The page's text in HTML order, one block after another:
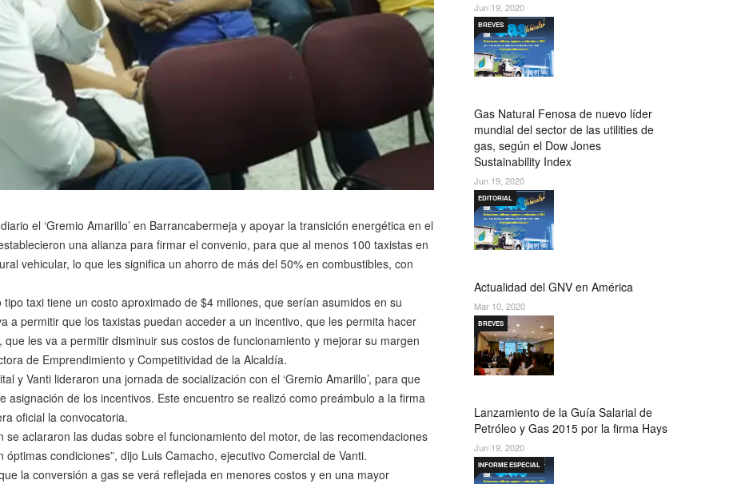
el ‘Gremio Amarillo’ en Barrancabermeja y apoyar la transición energética en el
una alianza para firmar el convenio, para que al menos 100 taxistas en
vehicular, lo que les significa un ahorro de más del 50% en combustibles, con
taxi tiene un costo aproximado de $4 millones, que serían asumidos en su
a permitir que los taxistas puedan acceder a un incentivo, que les permita hacer
les va a permitir disminuir sus costos de funcionamiento y mejorar su margen
de Emprendimiento y Competitividad de la Alcaldía.
y Vanti lideraron una jornada de socialización con el ‘Gremio Amarillo’, para que
asignación de los incentivos. Este encuentro se realizó como preámbulo a la firma
oficial la convocatoria.
se aclararon las dudas sobre el funcionamiento del motor, de las recomendaciones
condiciones”, dijo Luis Camacho, ejecutivo Comercial de Vanti.
la conversión a gas se verá reflejada en menores costos y en una mayor
Jun 19, 2020
Gas Natural Fenosa de nuevo líder
mundial del sector de las utilities de
gas, según el Dow Jones
Sustainability Index
BREVES
Jun 19, 2020
Actualidad del GNV en América
EDITORIAL
Mar 10, 2020
Lanzamiento de la Guía Salarial de
Petróleo y Gas 2015 por la firma Hays
BREVES
Jun 19, 2020
INFORME ESPECIAL